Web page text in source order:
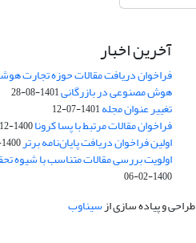
آخرین اخبار
فراخوان دریافت مقالات حوزه تجارت
هوش مصنوعی در بازرگانی1401-08-28
تغییر عنوان مجله1401-07-12
فراخوان مقالات مرتبط با پسا کرونا1400-12-22
اولین فراخوان دریافت پایان‌نامه برتر1400-03-19
اولویت بررسی مقالات متناسب با شیوه
1400-02-06
طراحی و پیاده سازی ازسیناوب